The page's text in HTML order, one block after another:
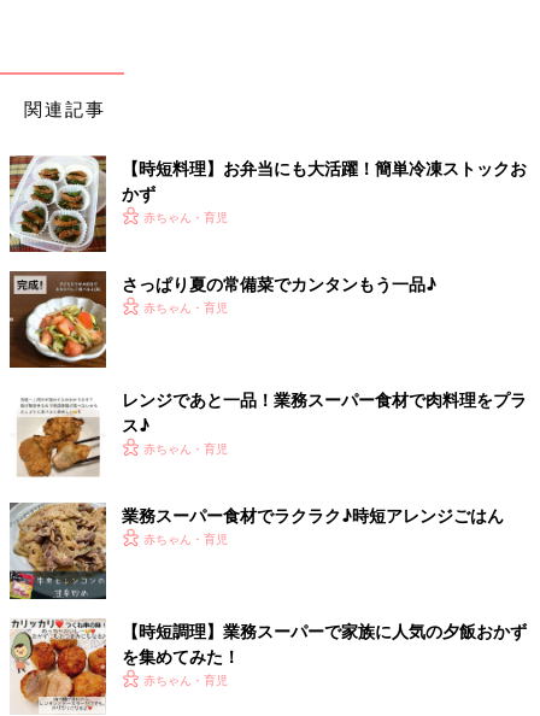
関連記事
【時短料理】お弁当にも大活躍！簡単冷凍ストックお
かず
赤ちゃん・育児
さっぱり夏の常備菜でカンタンもう一品♪
赤ちゃん・育児
レンジであと一品！業務スーパー食材で肉料理をプラ
ス♪
赤ちゃん・育児
業務スーパー食材でラクラク♪時短アレンジごはん
赤ちゃん・育児
【時短調理】業務スーパーで家族に人気の夕飯おかず
を集めてみた！
赤ちゃん・育児